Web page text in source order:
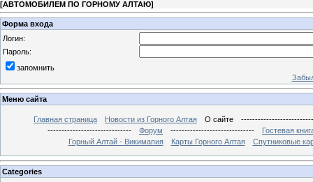
[АВТОМОБИЛЕМ ПО ГОРНОМУ АЛТАЮ]
Форма входа
Логин:
Пароль:
запомнить
Меню сайта
Главная страница Новости из Горного Алтая О сайте
------------------------------
Форум ------------------------------
Гостевая
Горный Алтай - Викимапия
Карты Горного Алтая Спутниковые
Categories